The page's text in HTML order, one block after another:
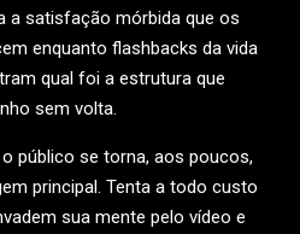
a satisfação mórbida que os
enquanto flashbacks da vida
qual foi a estrutura que
sem volta.
o público se torna, aos poucos,
principal. Tenta a todo custo
sua mente pelo vídeo e